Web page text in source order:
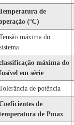
de
(ºC)
máxima do
máxima do
em série
de potência
de
de Pmax